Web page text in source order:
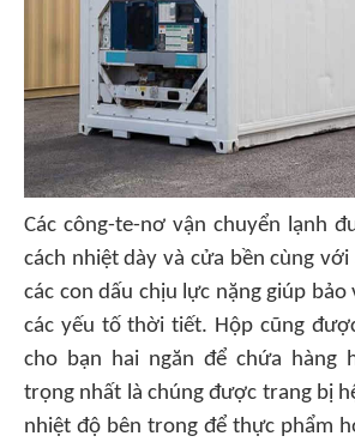
Các công-te-nơ vận chuyển lạnh
cách nhiệt dày và cửa bền cùng với
các con dấu chịu lực nặng giúp
các yếu tố thời tiết. Hộp cũng
cho bạn hai ngăn để chứa hàng
trọng nhất là chúng được trang bị
nhiệt độ bên trong để thực phẩm